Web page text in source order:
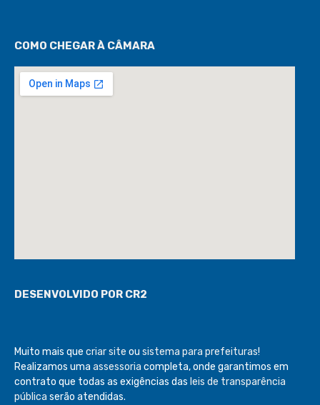
COMO CHEGAR À CÂMARA
DESENVOLVIDO POR CR2
Muito mais que criar site ou sistema para prefeituras!
Realizamos uma assessoria completa, onde garantimos em
contrato que todas as exigências das leis de transparência
pública serão atendidas.